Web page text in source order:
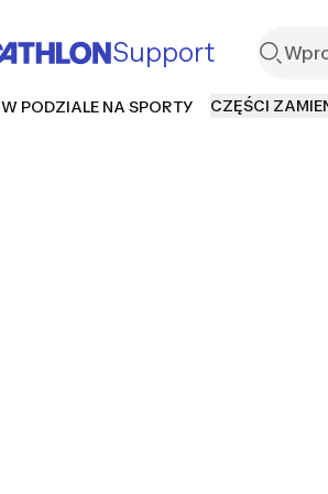
Support
PODZIALE NA SPORTY CZĘŚCI